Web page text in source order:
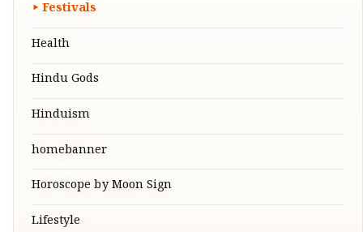
Festivals
Health
Hindu Gods
Hinduism
homebanner
Horoscope by Moon Sign
Lifestyle